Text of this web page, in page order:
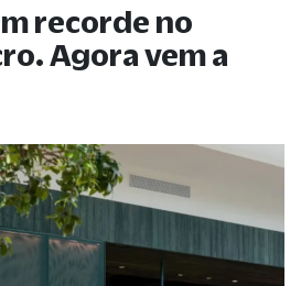
recorde no
Agora vem a